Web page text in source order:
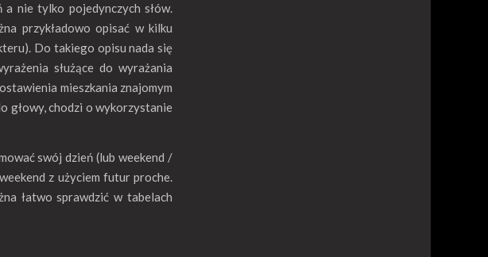
a nie tylko pojedynczych słów.
przykładowo opisać w kilku
Do takiego opisu nada się
służące do wyrażania
mieszkania znajomym
głowy, chodzi o wykorzystanie
swój dzień (lub weekend /
z użyciem futur proche.
łatwo sprawdzić w tabelach